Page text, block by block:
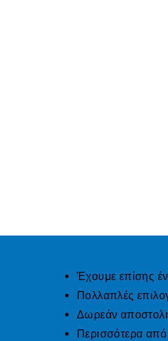
Έχουμε επίσης
Πολλαπλές
Δωρεάν
Περισσότερα